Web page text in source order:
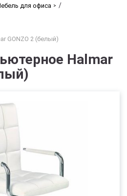
для офиса /
GONZO 2 (белый)
Halmar